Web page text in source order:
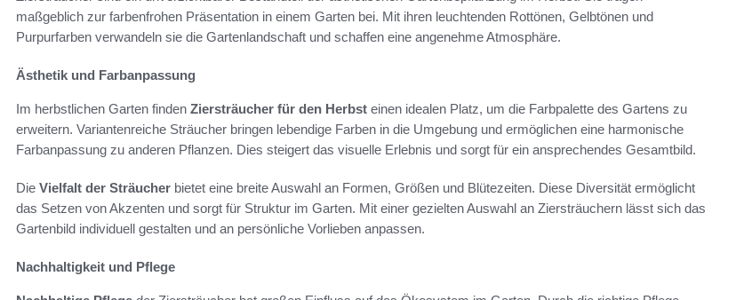
maßgeblich zur farbenfrohen Präsentation in einem Garten bei. Mit ihren leuchtenden Rottönen, Gelbtönen und
Purpurfarben verwandeln sie die Gartenlandschaft und schaffen eine angenehme Atmosphäre.
Ästhetik und Farbanpassung
Im herbstlichen Garten finden Ziersträucher für den Herbst einen idealen Platz, um die Farbpalette des Gartens zu
erweitern. Variantenreiche Sträucher bringen lebendige Farben in die Umgebung und ermöglichen eine harmonische
Farbanpassung zu anderen Pflanzen. Dies steigert das visuelle Erlebnis und sorgt für ein ansprechendes Gesamtbild.
Die Vielfalt der Sträucher bietet eine breite Auswahl an Formen, Größen und Blütezeiten. Diese Diversität ermöglicht
das Setzen von Akzenten und sorgt für Struktur im Garten. Mit einer gezielten Auswahl an Ziersträuchern lässt sich das
Gartenbild individuell gestalten und an persönliche Vorlieben anpassen.
Nachhaltigkeit und Pflege